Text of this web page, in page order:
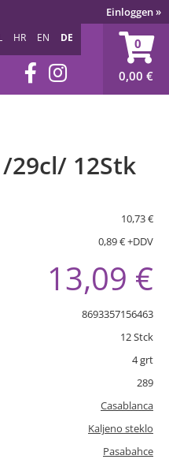
Einloggen»
0
0,00 €
HR EN DE
29cl/ 12Stk
10,73 €
0,89 € +DDV
13,09 €
8693357156463
12Stck
4grt
289
Casablanca
Kaljeno steklo
Pasabahce